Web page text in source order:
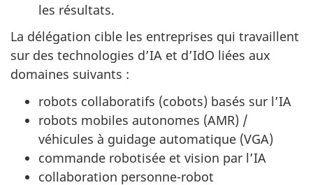
les résultats.
La délégation cible les entreprises qui travaillent
sur des technologies d’IA et d’IdO liées aux
domaines suivants :
robots collaboratifs (cobots) basés sur l’IA
robots mobiles autonomes (AMR) /
véhicules à guidage automatique (VGA)
commande robotisée et vision par l’IA
collaboration personne-robot